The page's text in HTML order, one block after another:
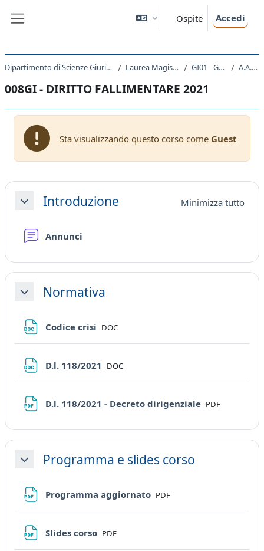
Ospite Accedi
Dipartimento di Scienze Giuridiche, del Linguaggio, dell`Interpretazione e della Traduzione Laurea Magistrale Ciclo Unico 5 anni GI01 - GIURISPRUDENZA A.A. 2021 - 2022
008GI - DIRITTO FALLIMENTARE 2021
Sta visualizzando questo corso come Guest
Schema della sezione
MinimizzaIntroduzione Minimizza tutto
Annunci
MinimizzaNormativa
Codice crisi File
DOC
D.l. 118/2021 File
DOC
D.l. 118/2021 - Decreto dirigenziale File
PDF
MinimizzaProgramma e slides corso
Programma aggiornato File
PDF
Slides corso File
PDF